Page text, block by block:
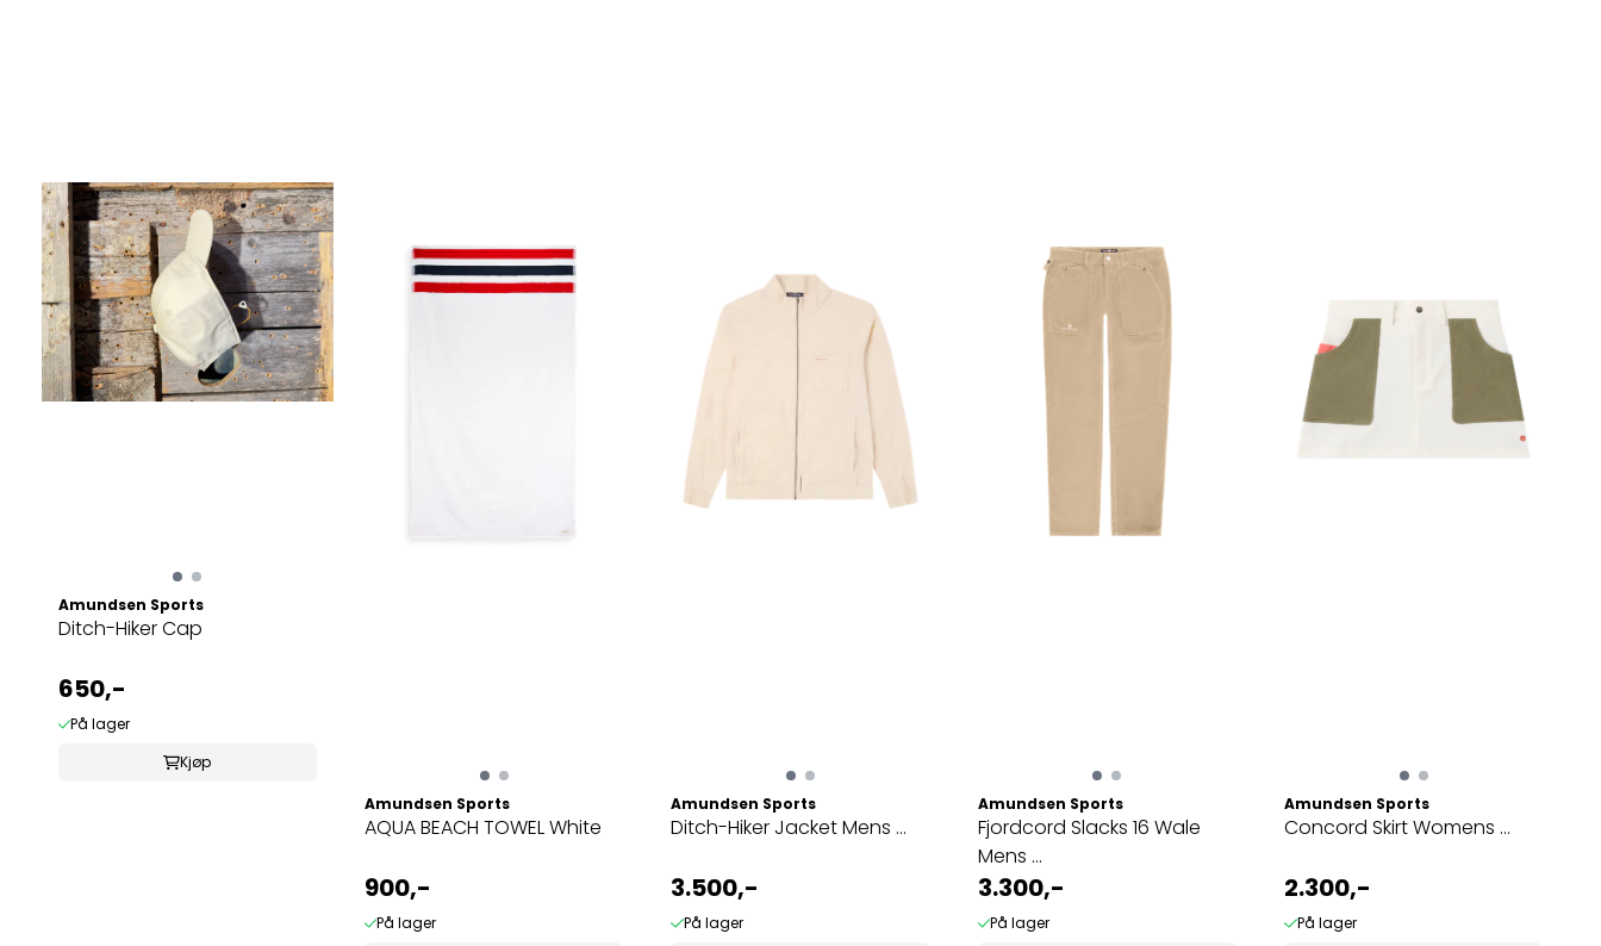
Amundsen Sports
Ditch-Hiker Cap
650,-
På lager
Kjøp
Amundsen Sports
AQUA BEACH TOWEL White
900,-
På lager
Amundsen Sports
Ditch-Hiker Jacket Mens ...
3.500,-
På lager
Amundsen Sports
Fjordcord Slacks 16 Wale
Mens ...
3.300,-
På lager
Amundsen Sports
Concord Skirt Womens ...
2.300,-
På lager